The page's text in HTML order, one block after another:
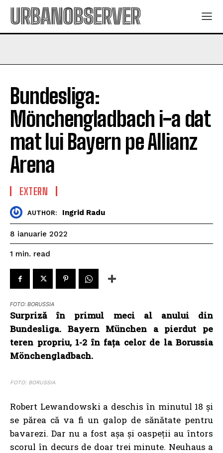
URBANOBSERVER
Bundesliga:
Mönchengladbach i-a dat
mat lui Bayern pe Allianz
Arena
EXTERN
AUTHOR: Ingrid Radu
8 ianuarie 2022
1 min. read
FOTO: BORUSSIA
Surpriză în primul meci al anului din
Bundesliga. Bayern München a pierdut pe
teren propriu, 1-2 în fața celor de la Borussia
Mönchengladbach.
FOTO: BORUSSIA
Robert Lewandowski a deschis în minutul 18 și
se părea că va fi un galop de sănătate pentru
bavarezi. Dar nu a fost așa și oaspeții au întors
scorul în decurs de doar trei minute. Neuhaus a